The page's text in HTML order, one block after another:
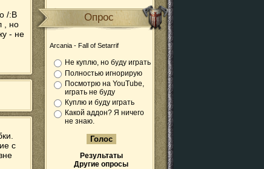
/:В
, но
- не
с
Опрос
Arcania - Fall of Setarrif
Не куплю, но буду играть
Полностью игнорирую
Посмотрю на YouTube,
играть не буду
Куплю и буду играть
Какой аддон? Я ничего
не знаю.
Результаты
Другие опросы